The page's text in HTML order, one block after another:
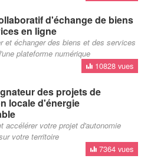
d'échange de biens
en ligne
et échanger des biens et des services
plateforme numérique
10828 vues
des projets de
locale d'énergie
accélérer votre projet d'autonomie
votre territoire
7364 vues